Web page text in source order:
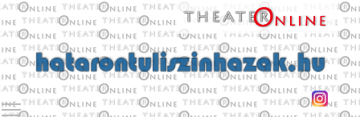
Toggle main menu visibility